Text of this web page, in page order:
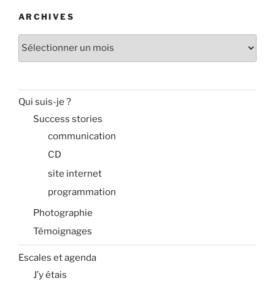
ARCHIVES
Archives
Qui suis-je ?
Success stories
communication
CD
site internet
programmation
Photographie
Témoignages
Escales et agenda
J’y étais